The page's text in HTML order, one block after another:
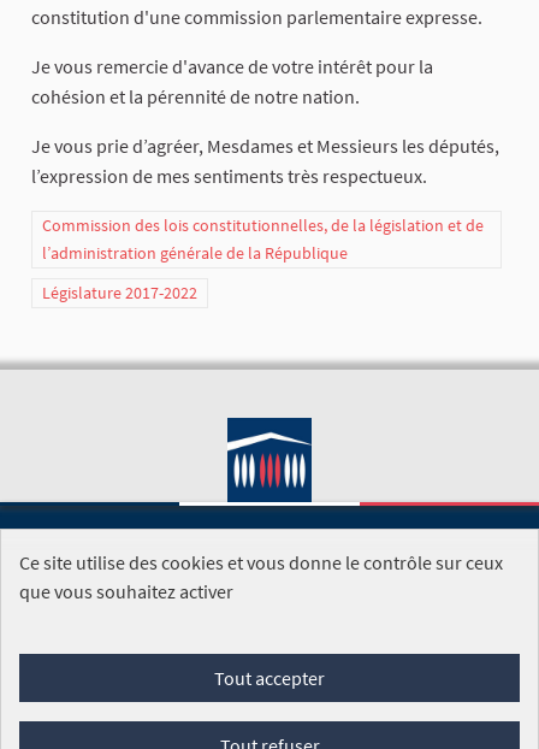
constitution d'une commission parlementaire expresse.
Je vous remercie d'avance de votre intérêt pour la
cohésion et la pérennité de notre nation.
Je vous prie d’agréer, Mesdames et Messieurs les députés,
l’expression de mes sentiments très respectueux.
Commission des lois constitutionnelles, de la législation et de
l’administration générale de la République
Législature 2017-2022
SITE DE L'ASSEMBLÉE NATIONALE
Foire aux questions
Conditions générales d'utilisation (CGU)
Mentions légales
Cookies
Ce site utilise des cookies et vous donne le contrôle sur ceux
que vous souhaitez activer
Tout accepter